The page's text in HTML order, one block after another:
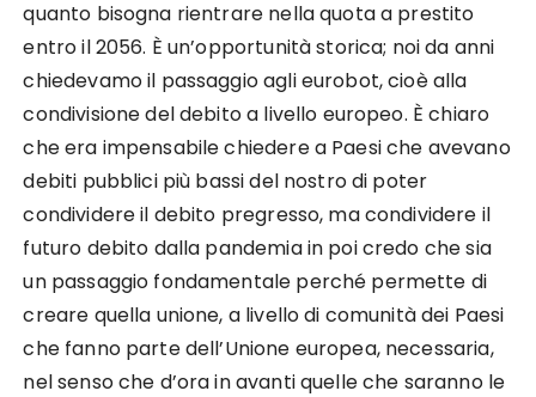
quanto bisogna rientrare nella quota a prestito
entro il 2056. È un’opportunità storica; noi da anni
chiedevamo il passaggio agli eurobot, cioè alla
condivisione del debito a livello europeo. È chiaro
che era impensabile chiedere a Paesi che avevano
debiti pubblici più bassi del nostro di poter
condividere il debito pregresso, ma condividere il
futuro debito dalla pandemia in poi credo che sia
un passaggio fondamentale perché permette di
creare quella unione, a livello di comunità dei Paesi
che fanno parte dell’Unione europea, necessaria,
nel senso che d’ora in avanti quelle che saranno le